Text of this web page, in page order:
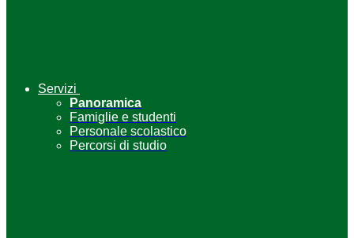
Servizi
Panoramica
Famiglie e studenti
Personale scolastico
Percorsi di studio